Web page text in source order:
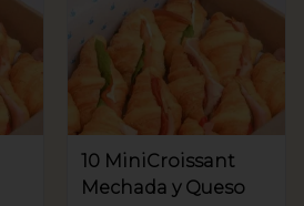
10 MiniCroissant
Mechada y Queso